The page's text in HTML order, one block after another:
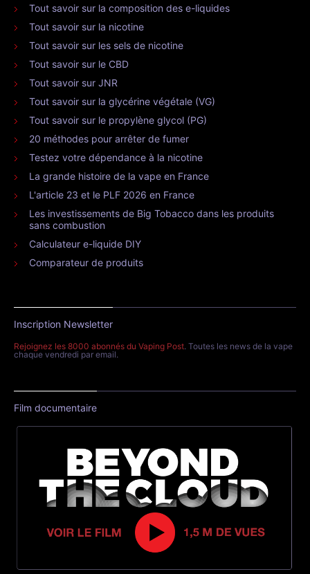
Tout savoir sur la composition des e-liquides
Tout savoir sur la nicotine
Tout savoir sur les sels de nicotine
Tout savoir sur le CBD
Tout savoir sur JNR
Tout savoir sur la glycérine végétale (VG)
Tout savoir sur le propylène glycol (PG)
20 méthodes pour arrêter de fumer
Testez votre dépendance à la nicotine
La grande histoire de la vape en France
L'article 23 et le PLF 2026 en France
Les investissements de Big Tobacco dans les produits
sans combustion
Calculateur e-liquide DIY
Comparateur de produits
Inscription Newsletter
Rejoignez les 8000 abonnés du Vaping Post. Toutes les news de la vape
chaque vendredi par email.
Film documentaire